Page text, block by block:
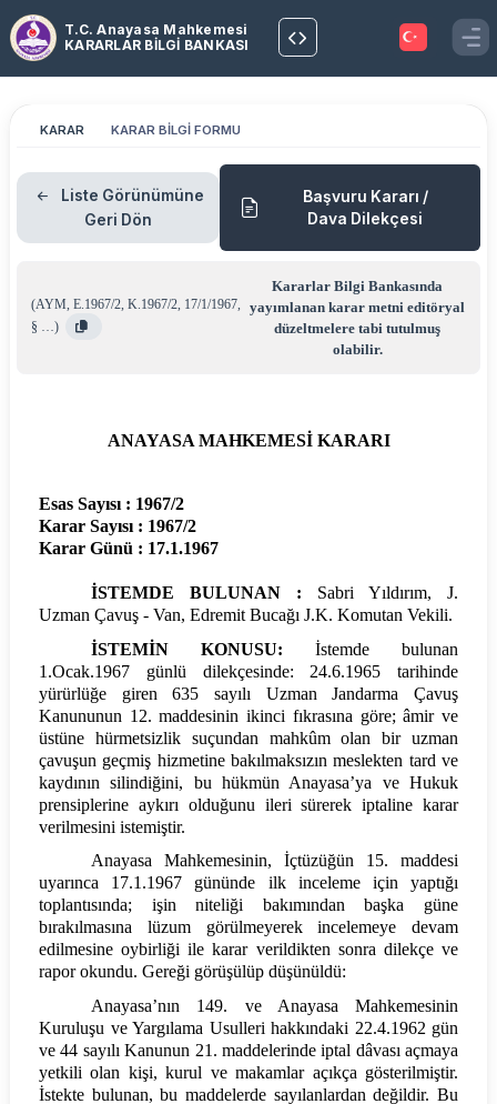
T.C. Anayasa Mahkemesi
KARARLAR BİLGİ BANKASI
KARAR KARAR BİLGİ FORMU
Liste Görünümüne
Geri Dön
Başvuru Kararı /
Dava Dilekçesi
(AYM, E.1967/2, K.1967/2, 17/1/1967,
§ …)
Kararlar Bilgi Bankasında
yayımlanan karar metni editöryal
düzeltmelere tabi tutulmuş
olabilir.